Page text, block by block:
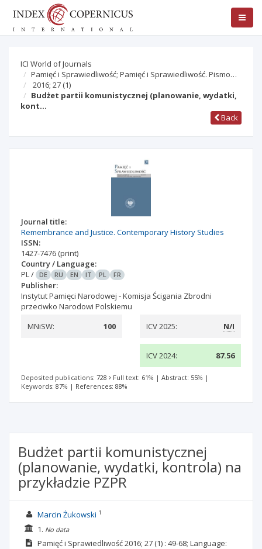
ICI World of Journals
Pamięć i Sprawiedliwość; Pamięć i Sprawiedliwość. Pismo…
2016; 27 (1)
Budżet partii komunistycznej (planowanie, wydatki,
kont…
Back
Journal title:
Remembrance and Justice. Contemporary History Studies
ISSN:
1427-7476 (print)
Country / Language:
PL/ DE RU EN IT PL FR
Publisher:
Instytut Pamięci Narodowej - Komisja Ścigania Zbrodni
przeciwko Narodowi Polskiemu
MNiSW:
100 ICV 2025: N/I
ICV 2024: 87.56
Deposited publications: 728 Full text: 61% | Abstract: 55% |
Keywords: 87% | References: 88%
Budżet partii komunistycznej
(planowanie, wydatki, kontrola) na
przykładzie PZPR
Marcin Żukowski 1
1. No data
Pamięć i Sprawiedliwość2016; 27(1) : 49-68; Language: